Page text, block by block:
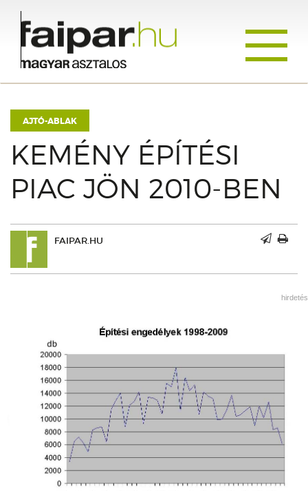
AJTÓ-ABLAK
KEMÉNY ÉPÍTÉSI
PIAC JÖN 2010-BEN
FAIPAR.HU
hirdetés